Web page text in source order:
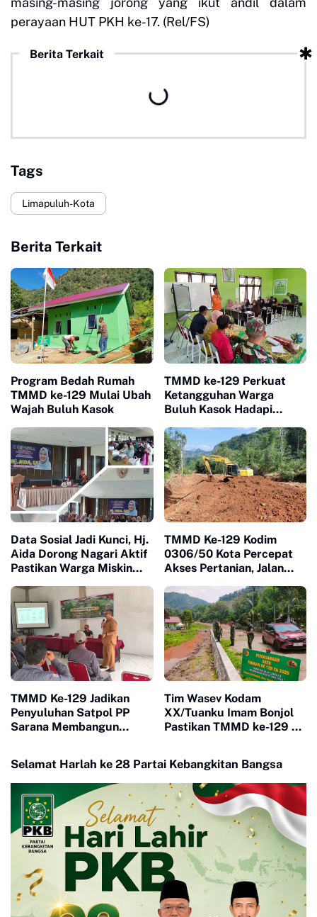
perayaan HUT PKH ke-17. (Rel/FS)
Berita Terkait
Tags
Limapuluh-Kota
Berita Terkait
Program Bedah Rumah
TMMD ke-129 Mulai Ubah
Wajah Buluh Kasok
TMMD ke-129 Perkuat
Ketangguhan Warga
Buluh Kasok Hadapi
Data Sosial Jadi Kunci, Hj.
Aida Dorong Nagari Aktif
Pastikan Warga Miskin
TMMD Ke-129 Kodim
0306/50 Kota Percepat
Akses Pertanian, Jalan
Limapuluh Kota
TMMD Ke-129 Jadikan
Penyuluhan Satpol PP
Sarana Membangun
Tim Wasev Kodam
XX/Tuanku Imam Bonjol
Pastikan TMMD ke-129 di
Selamat Harlah ke 28 Partai Kebangkitan Bangsa